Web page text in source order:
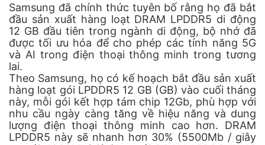
Samsung đã chính thức tuyên bố rằng họ đã bắt
đầu sản xuất hàng loạt DRAM LPDDR5 di động
12 GB đầu tiên trong ngành di động, bộ nhớ đã
được tối ưu hóa để cho phép các tính năng 5G
và AI trong điện thoại thông minh trong tương
lai.
Theo Samsung, họ có kế hoạch bắt đầu sản xuất
hàng loạt gói LPDDR5 12 GB (GB) vào cuối tháng
này, mỗi gói kết hợp tám chip 12Gb, phù hợp với
nhu cầu ngày càng tăng về hiệu năng và dung
lượng điện thoại thông minh cao hơn. DRAM
LPDDR5 này sẽ nhanh hơn 30% (5500Mb / giây